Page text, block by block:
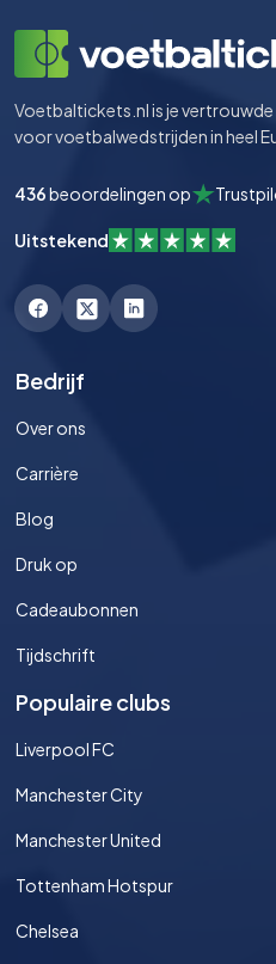
Voetbaltickets.nl is je
voor voetbalwedstrijden in heel
436beoordelingen op
Uitstekend
Bedrijf
Over ons
Carrière
Blog
Druk op
Cadeaubonnen
Tijdschrift
Populaire clubs
Liverpool FC
Manchester City
Manchester United
Tottenham Hotspur
Chelsea